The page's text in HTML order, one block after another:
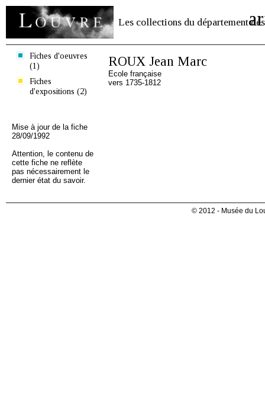
Les collections du département des
Fiches d'oeuvres
(1)
Fiches
d'expositions (2)
Mise à jour de la fiche
28/09/1992
Attention, le contenu de
cette fiche ne reflète
pas nécessairement le
dernier état du savoir.
ROUX Jean Marc
Ecole française
vers 1735-1812
© 2012 - Musée du